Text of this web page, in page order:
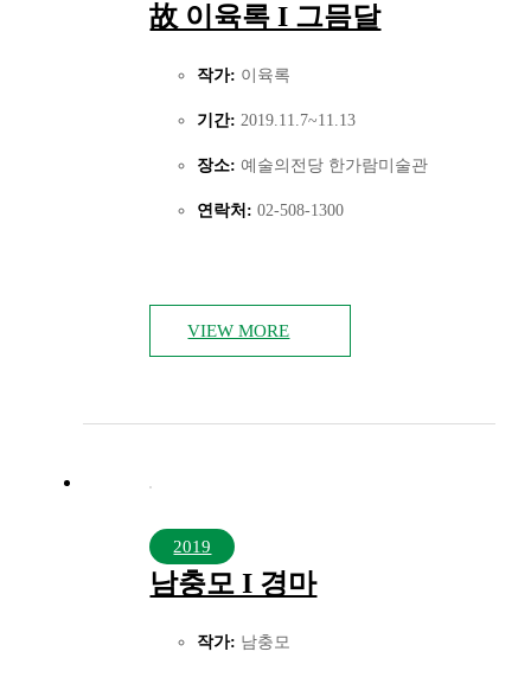
故 이육록 I 그믐달
작가: 이육록
기간: 2019.11.7~11.13
장소: 예술의전당 한가람미술관
연락처: 02-508-1300
VIEW MORE
2019
남충모 I 경마
작가: 남충모